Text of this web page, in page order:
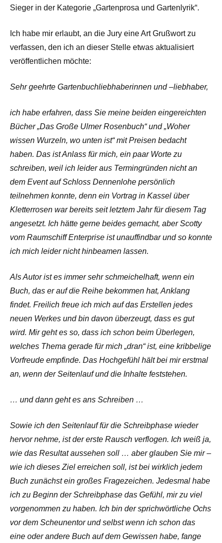
Sieger in der Kategorie „Gartenprosa und Gartenlyrik“.
Ich habe mir erlaubt, an die Jury eine Art Grußwort zu
verfassen, den ich an dieser Stelle etwas aktualisiert
veröffentlichen möchte:
Sehr geehrte Gartenbuchliebhaberinnen und –liebhaber,
ich habe erfahren, dass Sie meine beiden eingereichten
Bücher „Das Große Ulmer Rosenbuch“ und „Woher
wissen Wurzeln, wo unten ist“ mit Preisen bedacht
haben. Das ist Anlass für mich, ein paar Worte zu
schreiben, weil ich leider aus Termingründen nicht an
dem Event auf Schloss Dennenlohe persönlich
teilnehmen konnte, denn ein Vortrag in Kassel über
Kletterrosen war bereits seit letztem Jahr für diesem Tag
angesetzt. Ich hätte gerne beides gemacht, aber Scotty
vom Raumschiff Enterprise ist unauffindbar und so konnte
ich mich leider nicht hinbeamen lassen.
Als Autor ist es immer sehr schmeichelhaft, wenn ein
Buch, das er auf die Reihe bekommen hat, Anklang
findet. Freilich freue ich mich auf das Erstellen jedes
neuen Werkes und bin davon überzeugt, dass es gut
wird. Mir geht es so, dass ich schon beim Überlegen,
welches Thema gerade für mich „dran“ ist, eine kribbelige
Vorfreude empfinde. Das Hochgefühl hält bei mir erstmal
an, wenn der Seitenlauf und die Inhalte feststehen.
… und dann geht es ans Schreiben …
Sowie ich den Seitenlauf für die Schreibphase wieder
hervor nehme, ist der erste Rausch verflogen. Ich weiß ja,
wie das Resultat aussehen soll … aber glauben Sie mir –
wie ich dieses Ziel erreichen soll, ist bei wirklich jedem
Buch zunächst ein großes Fragezeichen. Jedesmal habe
ich zu Beginn der Schreibphase das Gefühl, mir zu viel
vorgenommen zu haben. Ich bin der sprichwörtliche Ochs
vor dem Scheunentor und selbst wenn ich schon das
eine oder andere Buch auf dem Gewissen habe, fange